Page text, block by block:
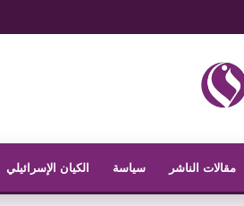
مقالات الناشر سياسة الكيان الإسرائيلي